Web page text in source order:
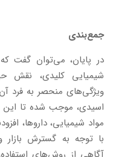
جمع‌بندی
در پایان، می‌توان گفت
شیمیایی کلیدی، نقش
ویژگی‌های منحصر به فرد
اسیدی، موجب شده تا این
مواد شیمیایی، داروها،
با توجه به گسترش بازار